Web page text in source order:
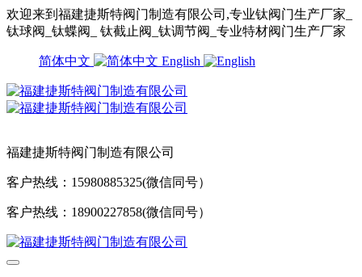
欢迎来到福建捷斯特阀门制造有限公司,专业钛阀门生产厂家_
钛球阀_钛蝶阀_ 钛截止阀_钛调节阀_专业特材阀门生产厂家
简体中文 English
福建捷斯特阀门制造有限公司
客户热线：15980885325(微信同号）
客户热线：18900227858(微信同号）